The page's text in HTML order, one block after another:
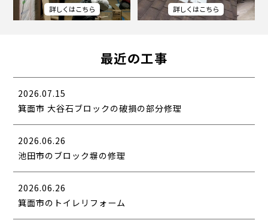
最近の工事
2026.07.15
箕面市 大谷石ブロックの破損の部分修理
2026.06.26
池田市のブロック塀の修理
2026.06.26
箕面市のトイレリフォーム